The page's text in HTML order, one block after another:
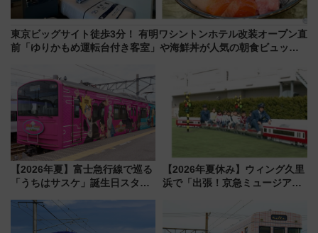
東京ビッグサイト徒歩3分！ 有明ワシントンホテル改装オープン直
前「ゆりかもめ運転台付き客室」や海鮮丼が人気の朝食ビュッフ
【2026年夏】富士急行線で巡る
「うちはサスケ」誕生日スタン
定グルメ＆グッズ徹底ガイド
【2026年夏休み】ウィング久里
浜で「出張！京急ミュージア
ラリーや子ども制服撮影も